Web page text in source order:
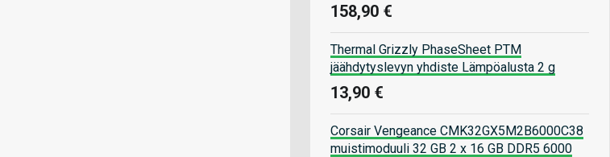
158,90 €
Thermal Grizzly PhaseSheet PTM
jäähdytyslevyn yhdiste Lämpöalusta 2 g
13,90 €
Corsair Vengeance CMK32GX5M2B6000C38
muistimoduuli 32 GB 2 x 16 GB DDR5 6000